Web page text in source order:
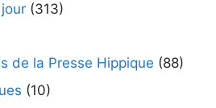
(313)
de la Presse Hippique (88)
(10)